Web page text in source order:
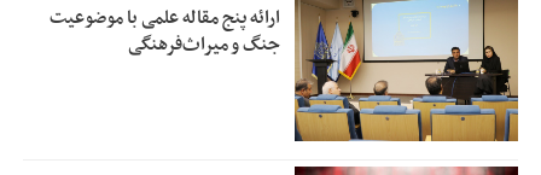
ارائه پنج مقاله علمی با موضوعیت
جنگ و میراث‌فرهنگی